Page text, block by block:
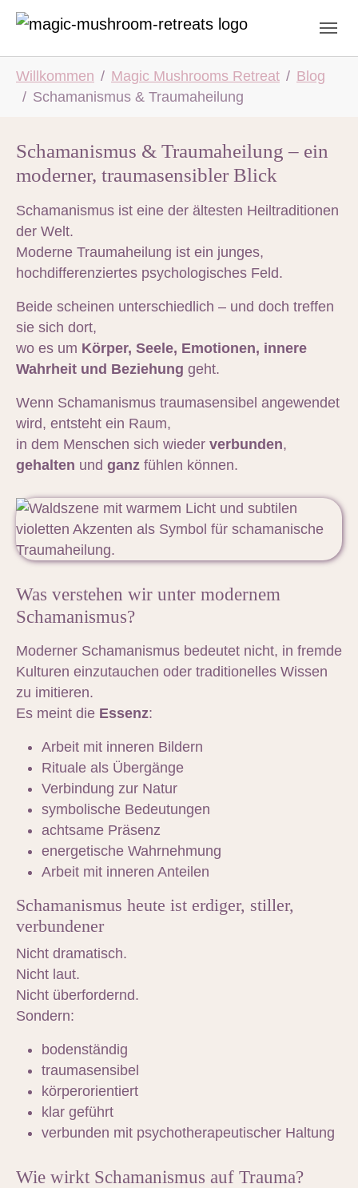
Skip to main navigation
Skip to main content
Skip to page footer
Willkommen Magic Mushrooms Retreat
Blog
Schamanismus & Traumaheilung
Schamanismus & Traumaheilung – ein
moderner, traumasensibler Blick
Schamanismus ist eine der ältesten Heiltraditionen
der Welt.
Moderne Traumaheilung ist ein junges,
hochdifferenziertes psychologisches Feld.
Beide scheinen unterschiedlich – und doch treffen
sie sich dort,
wo es um Körper, Seele, Emotionen, innere
Wahrheit und Beziehung geht.
Wenn Schamanismus traumasensibel angewendet
wird, entsteht ein Raum,
in dem Menschen sich wieder verbunden,
gehalten und ganz fühlen können.
Was verstehen wir unter modernem
Schamanismus?
Moderner Schamanismus bedeutet nicht, in fremde
Kulturen einzutauchen oder traditionelles Wissen
zu imitieren.
Es meint die Essenz:
Arbeit mit inneren Bildern
Rituale als Übergänge
Verbindung zur Natur
symbolische Bedeutungen
achtsame Präsenz
energetische Wahrnehmung
Arbeit mit inneren Anteilen
Schamanismus heute ist erdiger, stiller,
verbundener
Nicht dramatisch.
Nicht laut.
Nicht überfordernd.
Sondern:
bodenständig
traumasensibel
körperorientiert
klar geführt
verbunden mit psychotherapeutischer Haltung
Wie wirkt Schamanismus auf Trauma?